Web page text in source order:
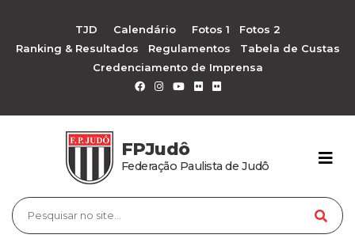
TJD Calendário Fotos 1
Fotos 2
Ranking & Resultados
Regulamentos
Tabela de Custas
Credenciamento de Imprensa
FPJudô
Federação Paulista de Judô